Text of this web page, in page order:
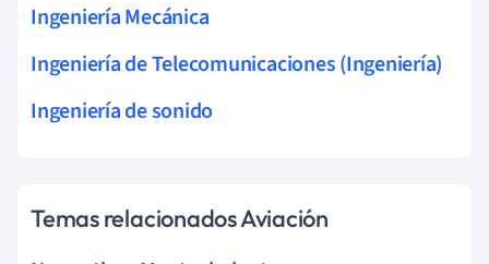
Ingeniería Mecánica
Ingeniería de Telecomunicaciones (Ingeniería)
Ingeniería de sonido
Temas relacionados Aviación